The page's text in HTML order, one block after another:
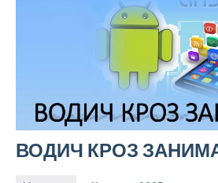
ВОДИЧ КРОЗ